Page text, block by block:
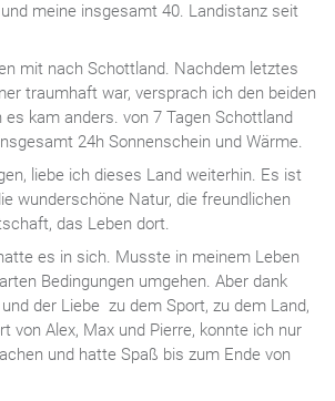
meine insgesamt 40. Landistanz seit
mit nach Schottland. Nachdem letztes
traumhaft war, versprach ich den beiden
es kam anders. von 7 Tagen Schottland
24h Sonnenschein und Wärme.
liebe ich dieses Land weiterhin. Es ist
wunderschöne Natur, die freundlichen
das Leben dort.
es in sich. Musste in meinem Leben
Bedingungen umgehen. Aber dank
der Liebe zu dem Sport, zu dem Land,
von Alex, Max und Pierre, konnte ich nur
und hatte Spaß bis zum Ende von